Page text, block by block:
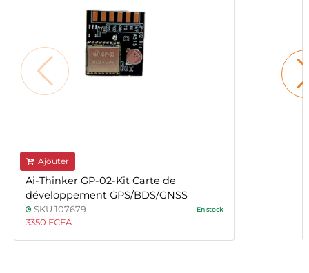
Ajouter
Ai-Thinker GP-02-Kit Carte de
développement GPS/BDS/GNSS
SKU 107679 En stock
3350 FCFA